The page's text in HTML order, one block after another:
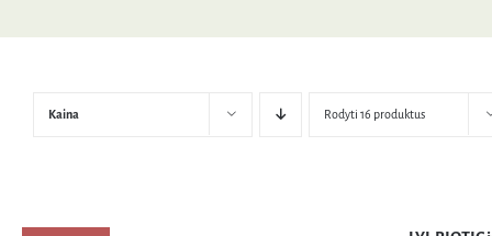
Kaina Rodyti 16 produktus